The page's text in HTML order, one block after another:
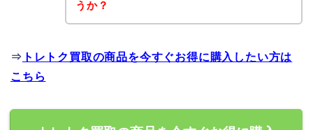
うか？
⇒ トレトク買取の商品を今すぐお得に購入したい方は
こちら